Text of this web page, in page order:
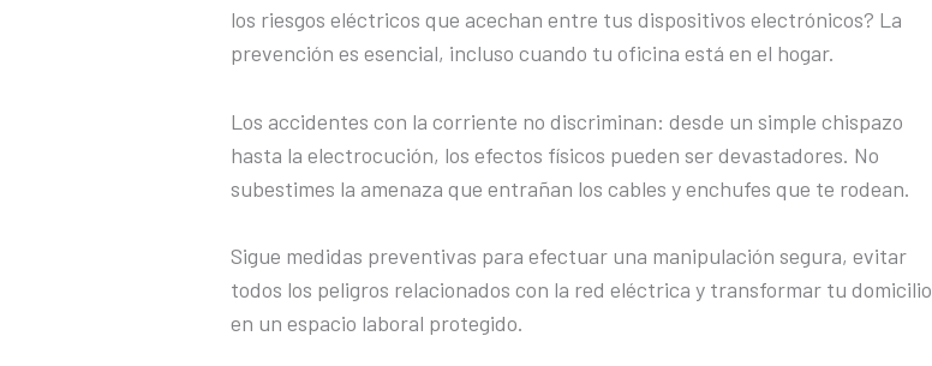
los riesgos eléctricos que acechan entre tus dispositivos electrónicos? La
prevención es esencial, incluso cuando tu oficina está en el hogar.
Los accidentes con la corriente no discriminan: desde un simple chispazo
hasta la electrocución, los efectos físicos pueden ser devastadores. No
subestimes la amenaza que entrañan los cables y enchufes que te rodean.
Sigue medidas preventivas para efectuar una manipulación segura, evitar
todos los peligros relacionados con la red eléctrica y transformar tu domicilio
en un espacio laboral protegido.